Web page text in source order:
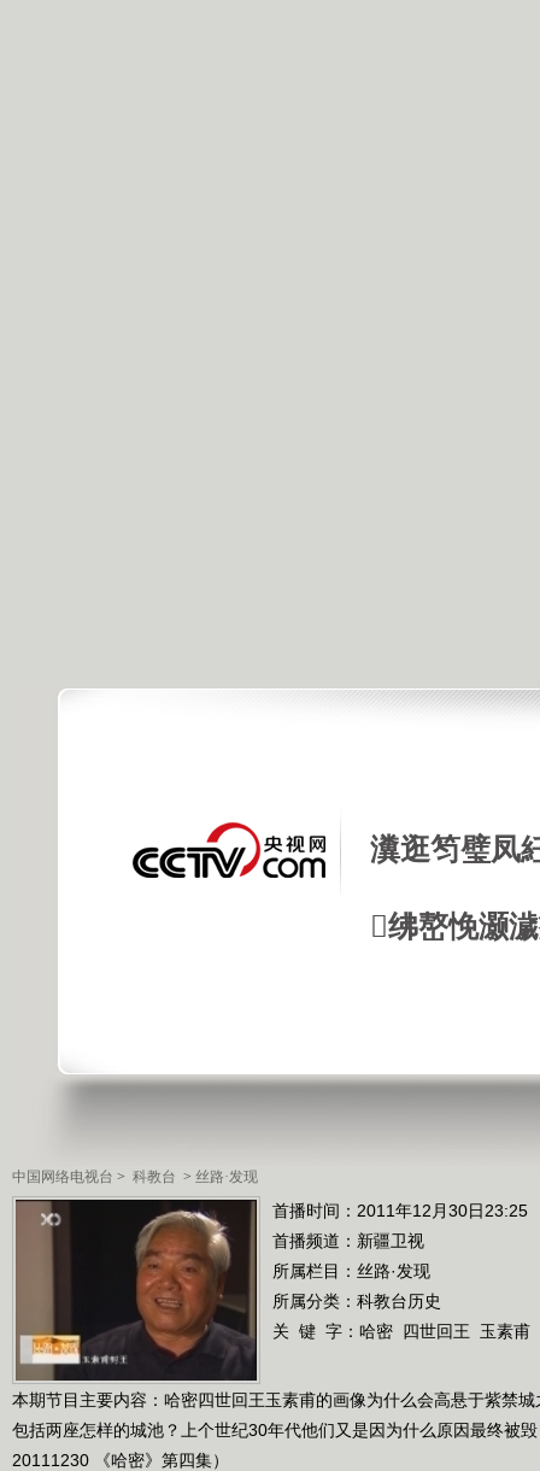
瀵逛笉璧凤
绋嶅悗灏
中国网络电视台 > 科教台 > 丝路·发现
首播时间：2011年12月30日23:25
首播频道： 新疆卫视
所属栏目： 丝路·发现
所属分类：科教台历史
关 键 字： 哈密 四世回王 玉素甫
本期节目主要内容：哈密四世回王玉素甫的画像为什么会高悬于紫禁
包括两座怎样的城池？上个世纪30年代他们又是因为什么原因最终被
20111230 《哈密》第四集）